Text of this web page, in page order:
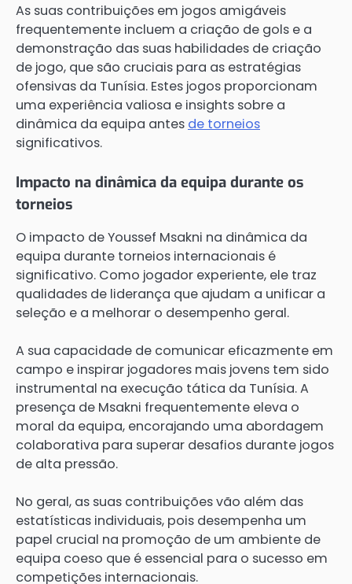
As suas contribuições em jogos amigáveis
frequentemente incluem a criação de gols e a
demonstração das suas habilidades de criação
de jogo, que são cruciais para as estratégias
ofensivas da Tunísia. Estes jogos proporcionam
uma experiência valiosa e insights sobre a
dinâmica da equipa antes de torneios
significativos.
Impacto na dinâmica da equipa durante os
torneios
O impacto de Youssef Msakni na dinâmica da
equipa durante torneios internacionais é
significativo. Como jogador experiente, ele traz
qualidades de liderança que ajudam a unificar a
seleção e a melhorar o desempenho geral.
A sua capacidade de comunicar eficazmente em
campo e inspirar jogadores mais jovens tem sido
instrumental na execução tática da Tunísia. A
presença de Msakni frequentemente eleva o
moral da equipa, encorajando uma abordagem
colaborativa para superar desafios durante jogos
de alta pressão.
No geral, as suas contribuições vão além das
estatísticas individuais, pois desempenha um
papel crucial na promoção de um ambiente de
equipa coeso que é essencial para o sucesso em
competições internacionais.